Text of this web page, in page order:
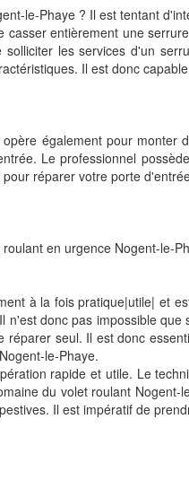
le-Phaye ? Il est tentant
entièrement une
les services d'un
Il est donc
également pour
Le professionnel
réparer votre porte
en urgence Nogent-le-
à la fois pratique|utile| et
n'est donc pas impossible
seul. Il est donc
le-Phaye.
rapide et utile. Le
du volet roulant
Il est impératif de